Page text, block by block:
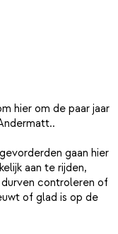
hier om de paar jaar
gaan hier
aan te rijden,
controleren of
of glad is op de